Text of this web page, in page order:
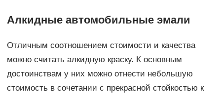
Алкидные автомобильные эмали
Отличным соотношением стоимости и качества
можно считать алкидную краску. К основным
достоинствам у них можно отнести небольшую
стоимость в сочетании с прекрасной стойкостью к